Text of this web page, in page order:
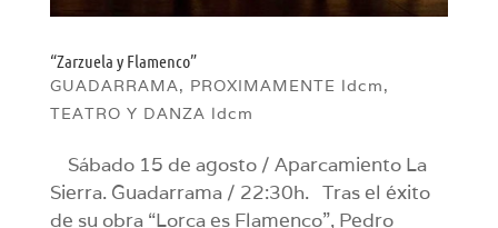
“Zarzuela y Flamenco”
GUADARRAMA, PROXIMAMENTE ldcm,
TEATRO Y DANZA ldcm
Sábado 15 de agosto / Aparcamiento La
Sierra. Guadarrama / 22:30h. Tras el éxito
de su obra “Lorca es Flamenco”, Pedro